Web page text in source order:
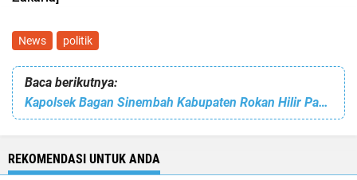
News politik
Baca berikutnya:
Kapolsek Bagan Sinembah Kabupaten Rokan Hilir Pantau Malam Takbiran
REKOMENDASI UNTUK ANDA